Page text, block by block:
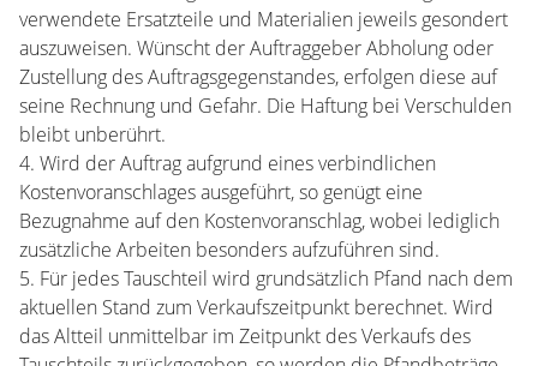
verwendete Ersatzteile und Materialien jeweils gesondert
auszuweisen. Wünscht der Auftraggeber Abholung oder
Zustellung des Auftragsgegenstandes, erfolgen diese auf
seine Rechnung und Gefahr. Die Haftung bei Verschulden
bleibt unberührt.
4. Wird der Auftrag aufgrund eines verbindlichen
Kostenvoranschlages ausgeführt, so genügt eine
Bezugnahme auf den Kostenvoranschlag, wobei lediglich
zusätzliche Arbeiten besonders aufzuführen sind.
5. Für jedes Tauschteil wird grundsätzlich Pfand nach dem
aktuellen Stand zum Verkaufszeitpunkt berechnet. Wird
das Altteil unmittelbar im Zeitpunkt des Verkaufs des